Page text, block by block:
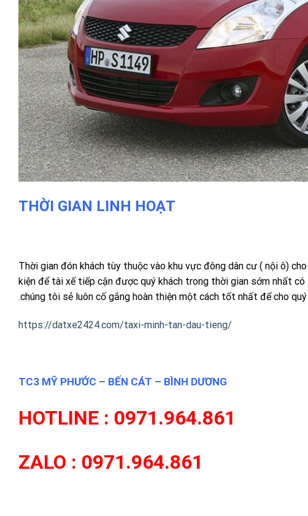
THỜI GIAN LINH HOẠT
Thời gian đón khách tùy thuộc vào khu vực đông dân cư ( nội ô)
kiện để tài xế tiếp cận được quý khách trong thời gian sớm nhất
.chúng tôi sẻ luôn cố gắng hoàn thiện một cách tốt nhất để cho
https://datxe2424.com/taxi-minh-tan-dau-tieng/
TC3 MỸ PHƯỚC – BẾN CÁT – BÌNH DƯƠNG
HOTLINE : 0971.964.861
ZALO : 0971.964.861